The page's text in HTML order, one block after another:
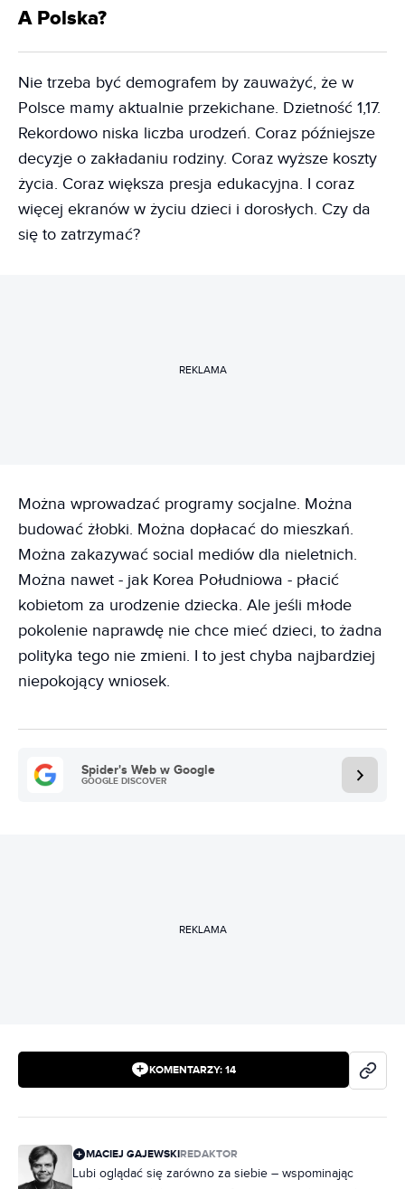
A Polska?
Nie trzeba być demografem by zauważyć, że w
Polsce mamy aktualnie przekichane. Dzietność 1,17.
Rekordowo niska liczba urodzeń. Coraz późniejsze
decyzje o zakładaniu rodziny. Coraz wyższe koszty
życia. Coraz większa presja edukacyjna. I coraz
więcej ekranów w życiu dzieci i dorosłych. Czy da
się to zatrzymać?
REKLAMA
Można wprowadzać programy socjalne. Można
budować żłobki. Można dopłacać do mieszkań.
Można zakazywać social mediów dla nieletnich.
Można nawet - jak Korea Południowa - płacić
kobietom za urodzenie dziecka. Ale jeśli młode
pokolenie naprawdę nie chce mieć dzieci, to żadna
polityka tego nie zmieni. I to jest chyba najbardziej
niepokojący wniosek.
Spider's Web w Google
GOOGLE DISCOVER
REKLAMA
KOMENTARZY: 14
MACIEJ GAJEWSKIREDAKTOR
Lubi oglądać się zarówno za siebie – wspominając